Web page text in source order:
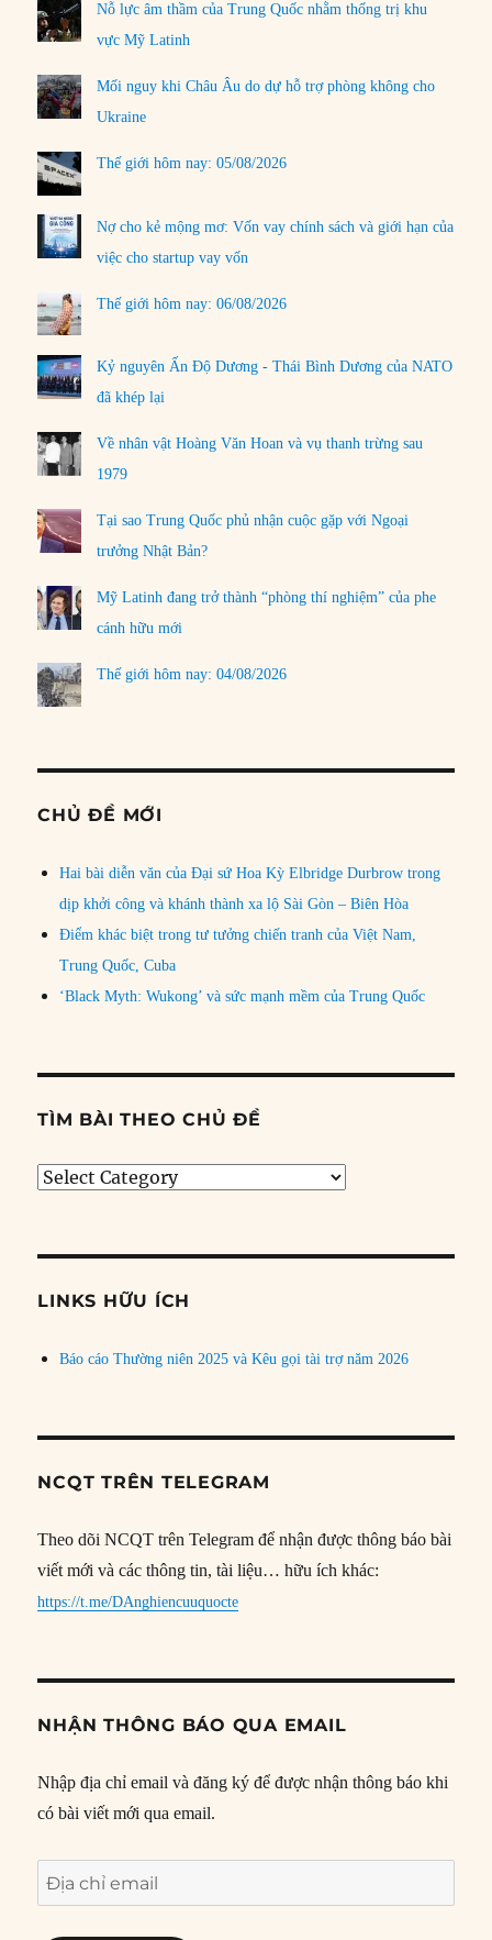
Nỗ lực âm thầm của Trung Quốc nhằm thống trị khu
vực Mỹ Latinh
Mối nguy khi Châu Âu do dự hỗ trợ phòng không cho
Ukraine
Thế giới hôm nay: 05/08/2026
Nợ cho kẻ mộng mơ: Vốn vay chính sách và giới hạn của
việc cho startup vay vốn
Thế giới hôm nay: 06/08/2026
Kỷ nguyên Ấn Độ Dương - Thái Bình Dương của NATO
đã khép lại
Về nhân vật Hoàng Văn Hoan và vụ thanh trừng sau
1979
Tại sao Trung Quốc phủ nhận cuộc gặp với Ngoại
trưởng Nhật Bản?
Mỹ Latinh đang trở thành “phòng thí nghiệm” của phe
cánh hữu mới
Thế giới hôm nay: 04/08/2026
CHỦ ĐỀ MỚI
Hai bài diễn văn của Đại sứ Hoa Kỳ Elbridge Durbrow trong
dịp khởi công và khánh thành xa lộ Sài Gòn – Biên Hòa
Điểm khác biệt trong tư tưởng chiến tranh của Việt Nam,
Trung Quốc, Cuba
‘Black Myth: Wukong’ và sức mạnh mềm của Trung Quốc
TÌM BÀI THEO CHỦ ĐỀ
Tìm
đề
LINKS HỮU ÍCH
Báo cáo Thường niên 2025 và Kêu gọi tài trợ năm 2026
NCQT TRÊN TELEGRAM
Theo dõi NCQT trên Telegram để nhận được thông báo bài
viết mới và các thông tin, tài liệu… hữu ích khác:
https://t.me/DAnghiencuuquocte
NHẬN THÔNG BÁO QUA EMAIL
Nhập địa chỉ email và đăng ký để được nhận thông báo khi
có bài viết mới qua email.
Địa
chỉ
email